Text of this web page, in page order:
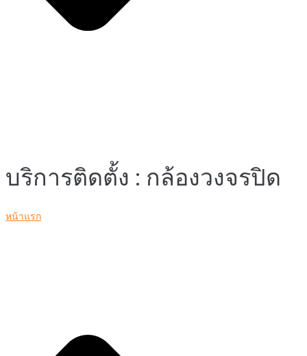
บริการติดตั้ง : กล้องวงจรปิด
หน้าแรก